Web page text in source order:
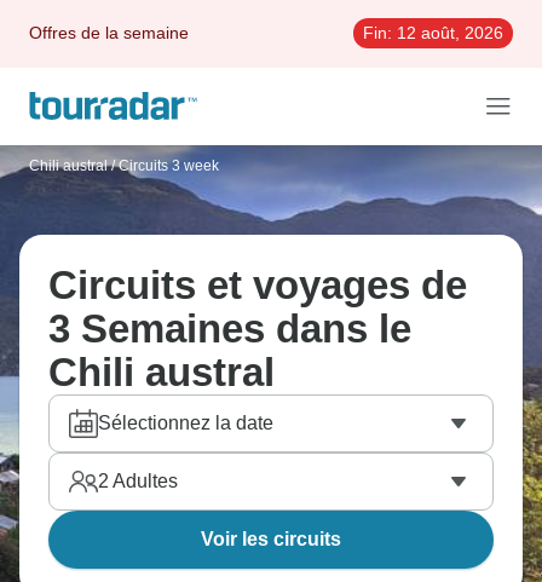
Offres de la semaine Fin: 12 août, 2026
Chili austral / Circuits 3 week
Circuits et voyages de
3 Semaines dans le
Chili austral
Sélectionnez la date
2 Adultes
Voir les circuits